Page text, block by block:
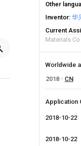
Other
Inventor 华
Current
Materials Co
Worldwide
2018
CN
Application
2018-10-22
2018-10-22